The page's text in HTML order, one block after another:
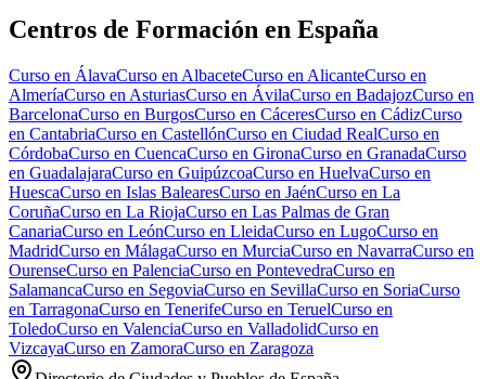
Centros de Formación en España
Curso en ÁlavaCurso en AlbaceteCurso en AlicanteCurso en
AlmeríaCurso en AsturiasCurso en ÁvilaCurso en BadajozCurso en
BarcelonaCurso en BurgosCurso en CáceresCurso en CádizCurso
en CantabriaCurso en CastellónCurso en Ciudad RealCurso en
CórdobaCurso en CuencaCurso en GironaCurso en GranadaCurso
en GuadalajaraCurso en GuipúzcoaCurso en HuelvaCurso en
HuescaCurso en Islas BalearesCurso en JaénCurso en La
CoruñaCurso en La RiojaCurso en Las Palmas de Gran
CanariaCurso en LeónCurso en LleidaCurso en LugoCurso en
MadridCurso en MálagaCurso en MurciaCurso en NavarraCurso en
OurenseCurso en PalenciaCurso en PontevedraCurso en
SalamancaCurso en SegoviaCurso en SevillaCurso en SoriaCurso
en TarragonaCurso en TenerifeCurso en TeruelCurso en
ToledoCurso en ValenciaCurso en ValladolidCurso en
VizcayaCurso en ZamoraCurso en Zaragoza